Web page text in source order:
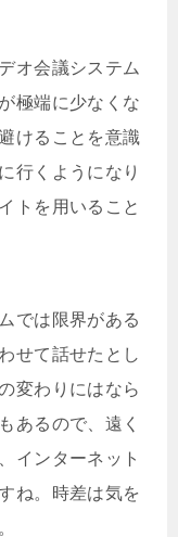
オ会議システム
極端に少なくな
けることを意識
行くようになり
トを用いること
では限界がある
せて話せたとし
変わりにはなら
あるので、遠く
インターネット
ね。時差は気を